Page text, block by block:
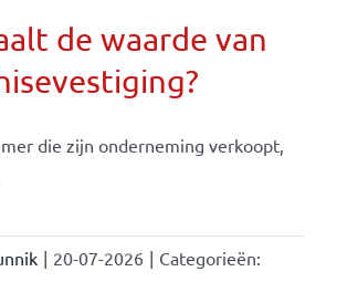
de waarde van
die zijn onderneming verkoopt,
| 20-07-2026 | Categorieën: